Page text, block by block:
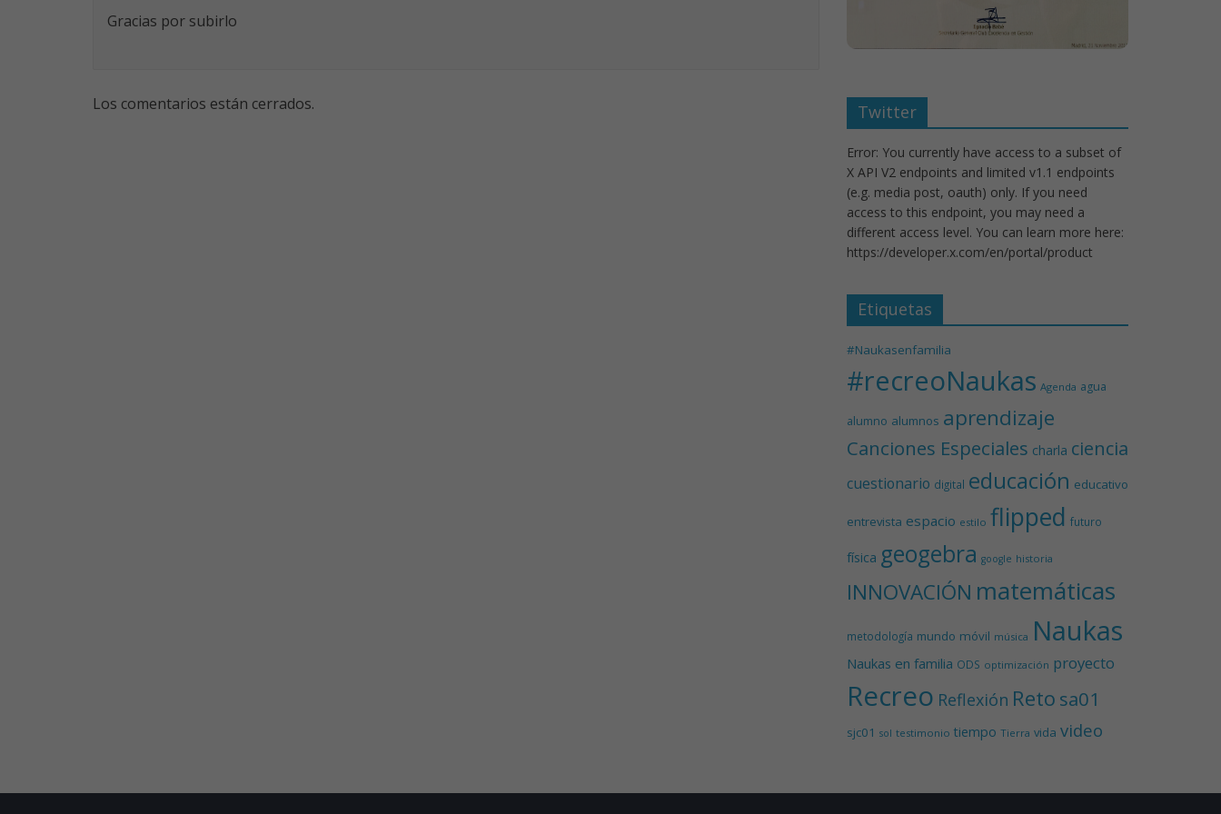
Gracias por subirlo
Los comentarios están cerrados. Twitter
Error: You currently have access to a subset of
X API V2 endpoints and limited v1.1 endpoints
(e.g. media post, oauth) only. If you need
access to this endpoint, you may need a
different access level. You can learn more here:
https://developer.x.com/en/portal/product
Etiquetas
#Naukasenfamilia
#recreoNaukas Agenda agua
alumno alumnos aprendizaje
Canciones Especiales charla ciencia
cuestionario digital educación educativo
entrevista espacio estilo flipped futuro
física geogebra google historia
INNOVACIÓN matemáticas
metodología mundo móvil música Naukas
Naukas en familia ODS optimización proyecto
Recreo Reflexión Reto sa01
sjc01 sol testimonio tiempo Tierra vida video